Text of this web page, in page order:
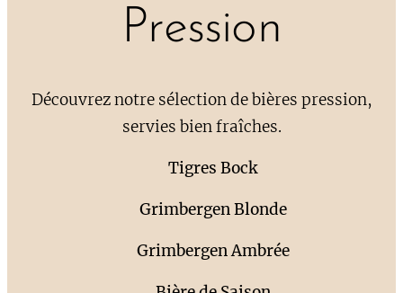
Pression
Découvrez notre sélection de bières pression,
servies bien fraîches.
Tigres Bock
Grimbergen Blonde
Grimbergen Ambrée